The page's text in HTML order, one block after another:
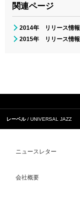
関連ページ
2014年 リリース情報
2015年 リリース情報
レーベル UNIVERSAL JAZZ
ニュースレター
会社概要